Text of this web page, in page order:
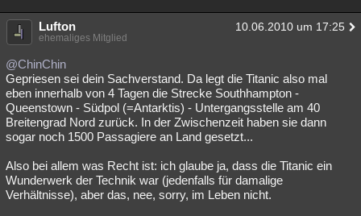
Lufton 10.06.2010 um 17:25
ehemaliges Mitglied
@ChinChin
Gepriesen sei dein Sachverstand. Da legt die Titanic also mal
eben innerhalb von 4 Tagen die Strecke Southhampton -
Queenstown - Südpol (=Antarktis) - Untergangsstelle am 40
Breitengrad Nord zurück. In der Zwischenzeit haben sie dann
sogar noch 1500 Passagiere an Land gesetzt...
Also bei allem was Recht ist: ich glaube ja, dass die Titanic ein
Wunderwerk der Technik war (jedenfalls für damalige
Verhältnisse), aber das, nee, sorry, im Leben nicht.